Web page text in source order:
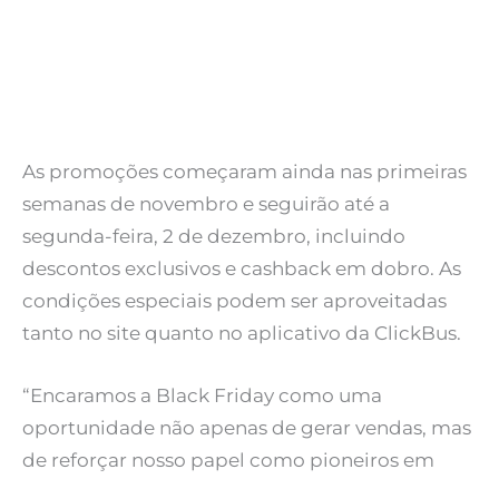
As promoções começaram ainda nas primeiras
semanas de novembro e seguirão até a
segunda-feira, 2 de dezembro, incluindo
descontos exclusivos e cashback em dobro. As
condições especiais podem ser aproveitadas
tanto no site quanto no aplicativo da ClickBus.
“Encaramos a Black Friday como uma
oportunidade não apenas de gerar vendas, mas
de reforçar nosso papel como pioneiros em